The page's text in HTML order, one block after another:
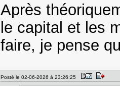
Après
le capital et les
faire, je pense
Posté le 02-06-2026 à 23:26:25